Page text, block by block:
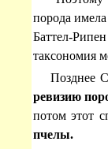
порода
Баттел-
таксономия
Позднее
ревизию
потом этот
пчелы.